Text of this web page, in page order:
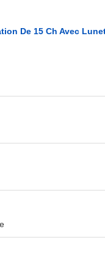
De 15 Ch Avec